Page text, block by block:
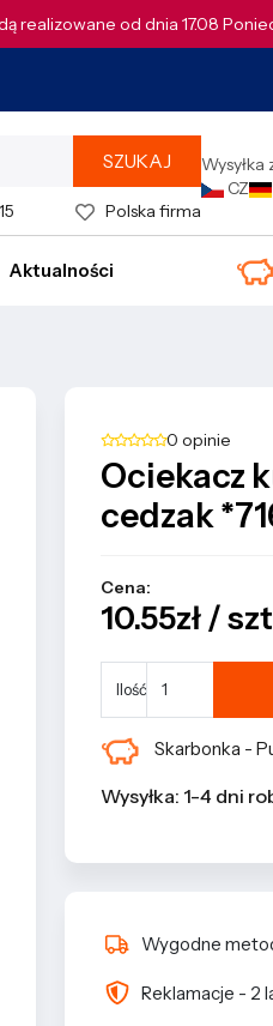
realizowane od dnia 17.08
SZUKAJ
Polska firma
Wysyłka
CZ
Aktualności
0 opinie
Ociekacz
cedzak
Cena:
10.55zł /
Ilość
Skarbonka -
Wysyłka: 1-4 dni
Wygodne
Reklamacje - 2